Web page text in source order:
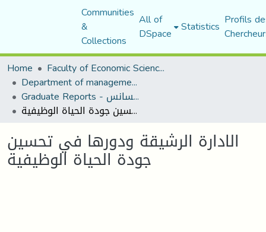
Communities
&
Collections
All of
DSpace Statistics Profils
Home
Faculty of Economic Sciences, Commerce and Management Sciences
Department of management sciences
Graduate Reports - تقارير الليسانس
الادارة الرشيقة ودورها في تحسين جودة الحياة الوظيفية
الادارة الرشيقة ودورها في تحسين
جودة الحياة الوظيفية